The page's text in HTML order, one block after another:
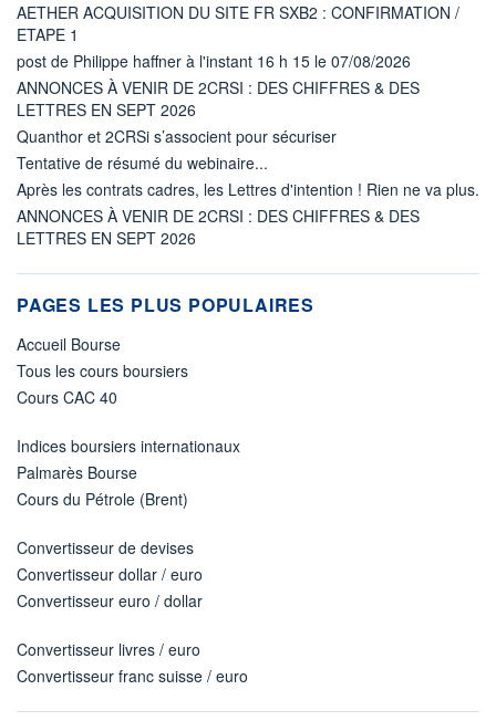
AETHER ACQUISITION DU SITE FR SXB2 : CONFIRMATION /
ETAPE 1
post de Philippe haffner à l'instant 16 h 15 le 07/08/2026
ANNONCES À VENIR DE 2CRSI : DES CHIFFRES & DES
LETTRES EN SEPT 2026
Quanthor et 2CRSi s’associent pour sécuriser
Tentative de résumé du webinaire...
Après les contrats cadres, les Lettres d'intention ! Rien ne va plus.
ANNONCES À VENIR DE 2CRSI : DES CHIFFRES & DES
LETTRES EN SEPT 2026
PAGES LES PLUS POPULAIRES
Accueil Bourse
Tous les cours boursiers
Cours CAC 40
Indices boursiers internationaux
Palmarès Bourse
Cours du Pétrole (Brent)
Convertisseur de devises
Convertisseur dollar / euro
Convertisseur euro / dollar
Convertisseur livres / euro
Convertisseur franc suisse / euro